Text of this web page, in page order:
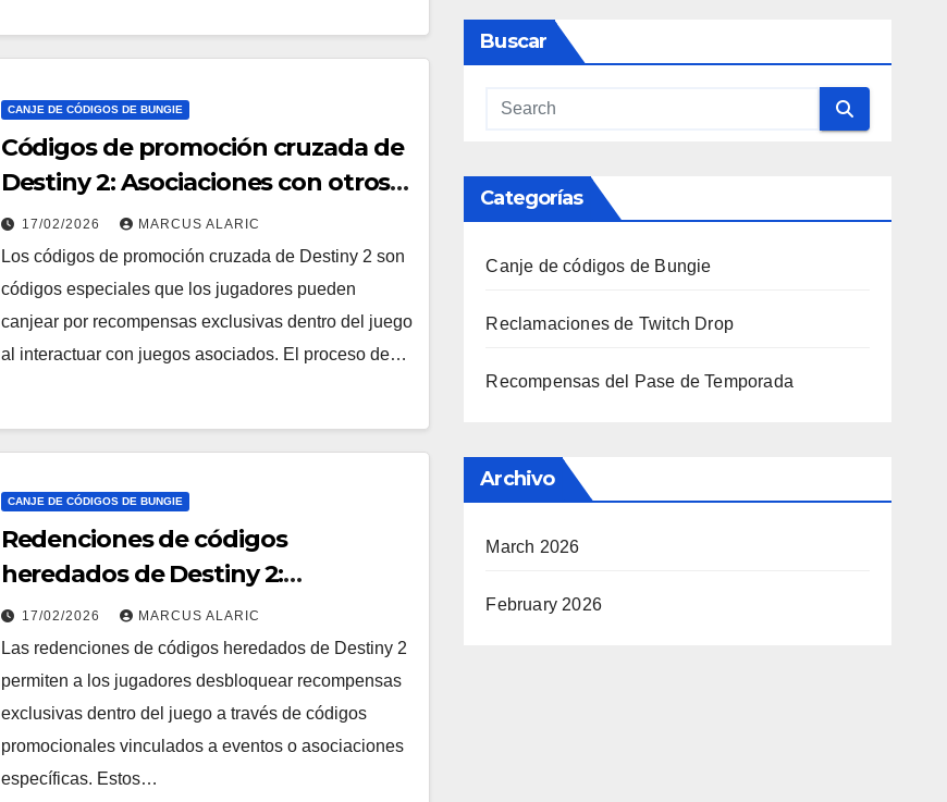
CANJE DE CÓDIGOS DE BUNGIE
Códigos de promoción cruzada de
Destiny 2: Asociaciones con otros
juegos, Procesos de reclamación,
Recompensas
17/02/2026 MARCUS ALARIC
Los códigos de promoción cruzada de Destiny 2 son
códigos especiales que los jugadores pueden
canjear por recompensas exclusivas dentro del juego
al interactuar con juegos asociados. El proceso de…
CANJE DE CÓDIGOS DE BUNGIE
Redenciones de códigos
heredados de Destiny 2:
Promociones pasadas, Códigos
históricos, Desafíos de reclamación
17/02/2026 MARCUS ALARIC
Las redenciones de códigos heredados de Destiny 2
permiten a los jugadores desbloquear recompensas
exclusivas dentro del juego a través de códigos
promocionales vinculados a eventos o asociaciones
específicas. Estos…
Buscar
Categorías
Canje de códigos de Bungie
Reclamaciones de Twitch Drop
Recompensas del Pase de Temporada
Archivo
March 2026
February 2026